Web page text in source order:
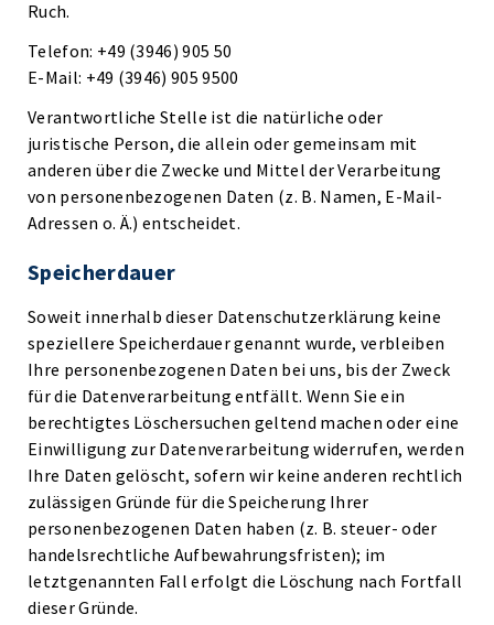
Ruch.
Telefon: +49 (3946) 905 50
E-Mail: +49 (3946) 905 9500
Verantwortliche Stelle ist die natürliche oder
juristische Person, die allein oder gemeinsam mit
anderen über die Zwecke und Mittel der Verarbeitung
von personenbezogenen Daten (z. B. Namen, E-Mail-
Adressen o. Ä.) entscheidet.
Speicherdauer
Soweit innerhalb dieser Datenschutzerklärung keine
speziellere Speicherdauer genannt wurde, verbleiben
Ihre personenbezogenen Daten bei uns, bis der Zweck
für die Datenverarbeitung entfällt. Wenn Sie ein
berechtigtes Löschersuchen geltend machen oder eine
Einwilligung zur Datenverarbeitung widerrufen, werden
Ihre Daten gelöscht, sofern wir keine anderen rechtlich
zulässigen Gründe für die Speicherung Ihrer
personenbezogenen Daten haben (z. B. steuer- oder
handelsrechtliche Aufbewahrungsfristen); im
letztgenannten Fall erfolgt die Löschung nach Fortfall
dieser Gründe.